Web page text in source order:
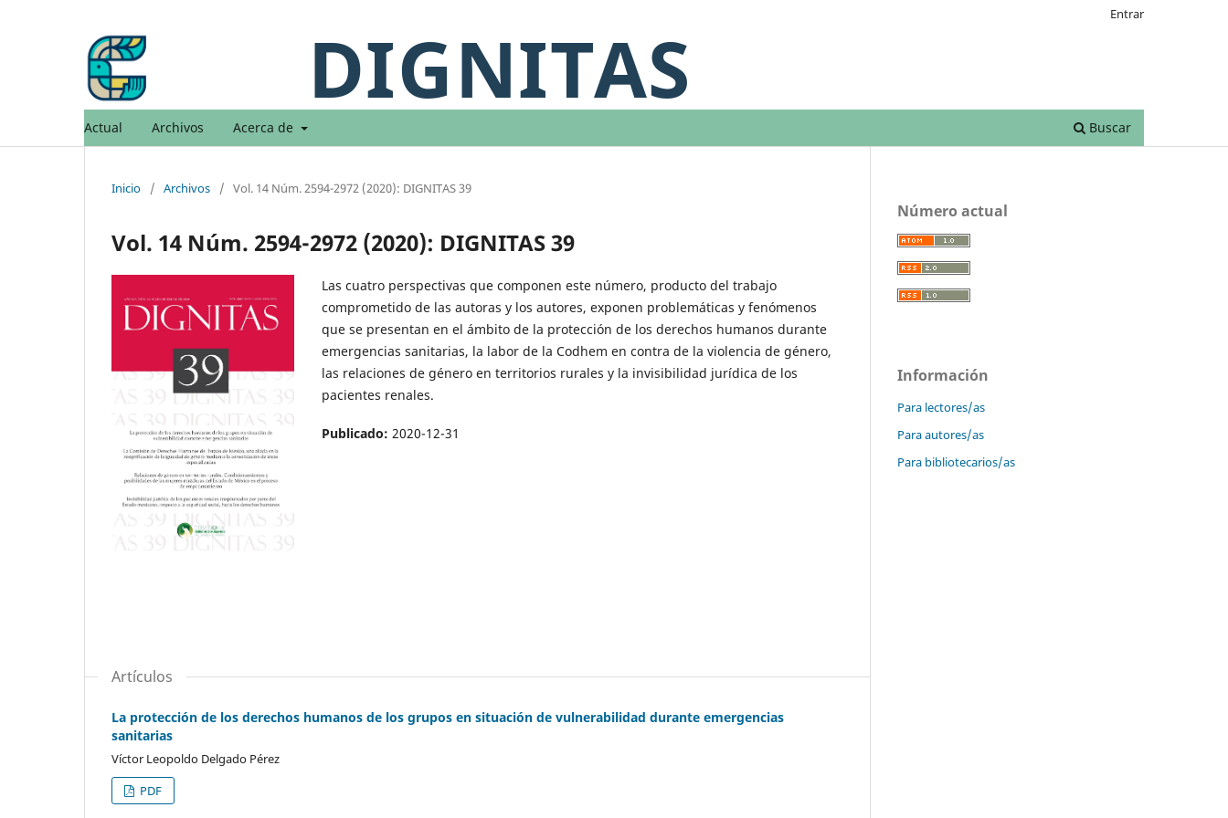
DIGNITAS
Actual Archivos Acerca de Buscar
Entrar
Inicio / Archivos / Vol. 14 Núm. 2594-2972 (2020): DIGNITAS 39
Vol. 14 Núm. 2594-2972 (2020): DIGNITAS 39
Las cuatro perspectivas que componen este número, producto del trabajo
comprometido de las autoras y los autores, exponen problemáticas y fenómenos
que se presentan en el ámbito de la protección de los derechos humanos durante
emergencias sanitarias, la labor de la Codhem en contra de la violencia de género,
las relaciones de género en territorios rurales y la invisibilidad jurídica de los
pacientes renales.
Publicado: 2020-12-31
Artículos
La protección de los derechos humanos de los grupos en situación de vulnerabilidad durante emergencias
sanitarias
Víctor Leopoldo Delgado Pérez
PDF
Número actual
Información
Para lectores/as
Para autores/as
Para bibliotecarios/as